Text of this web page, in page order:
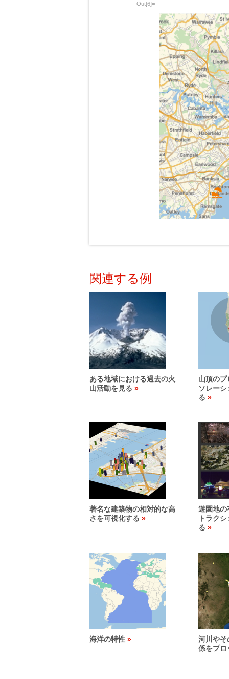
Out[6]=
関連する例
ある地域における過去の火
山活動を見る
山頂の
ソレー
る
著名な建築物の相対的な高
さを可視化する
遊園地の
トラク
る
海洋の特性
河川やそ
係をプロ